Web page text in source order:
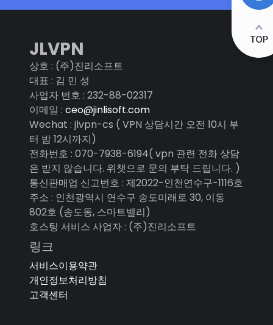
JLVPN
상호 : (주)진리소프트
대표 : 김 민 성
사업자 번호 : 232-88-02317
이메일 : ceo@jinlisoft.com
Wechat : jlvpn-cs ( VPN 상담시간 오전 10시 부
터 밤 12시까지)
전화번호 : 070-7938-6194( vpn 관련 전화 상담
은 받지 않습니다. 위챗으로 문의 부탁 드립니다. )
통신판매업 신고번호 : 제2022-인천연수구-1116호
주소 : 인천광역시 연수구 송도미래로 30, 이동
802호 (송도동, 스마트밸리)
호스팅 서비스 사업자 : (주)진리소프트
링크
서비스이용약관
개인정보처리방침
고객센터